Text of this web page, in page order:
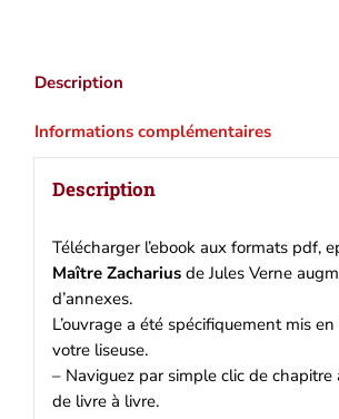
pdf,
Description
Informations complémentaires
Description
Télécharger l’ebook aux formats pdf,
Maître Zachariusde Jules Verne
d’annexes.
L’ouvrage a été spécifiquement mis
votre liseuse.
– Naviguez par simple clic de chapitre
de livre à livre.